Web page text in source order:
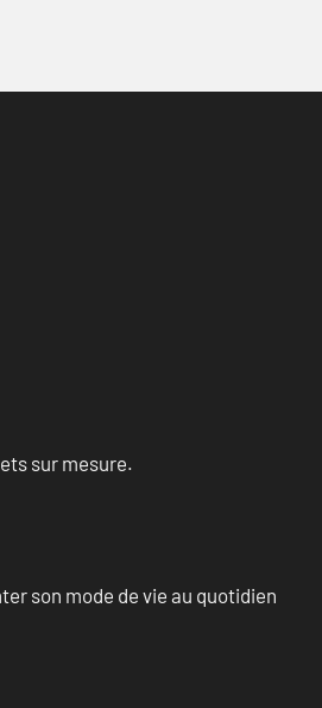
sur mesure.
son mode de vie au quotidien